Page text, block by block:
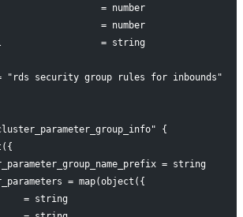
= number
= number
= string
"rds security group rules for inbounds"
{
= string
= map(object({
= string